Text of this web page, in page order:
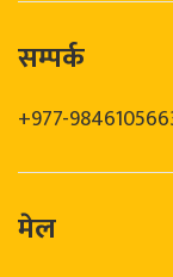
सम्पर्क
+977-
मेल